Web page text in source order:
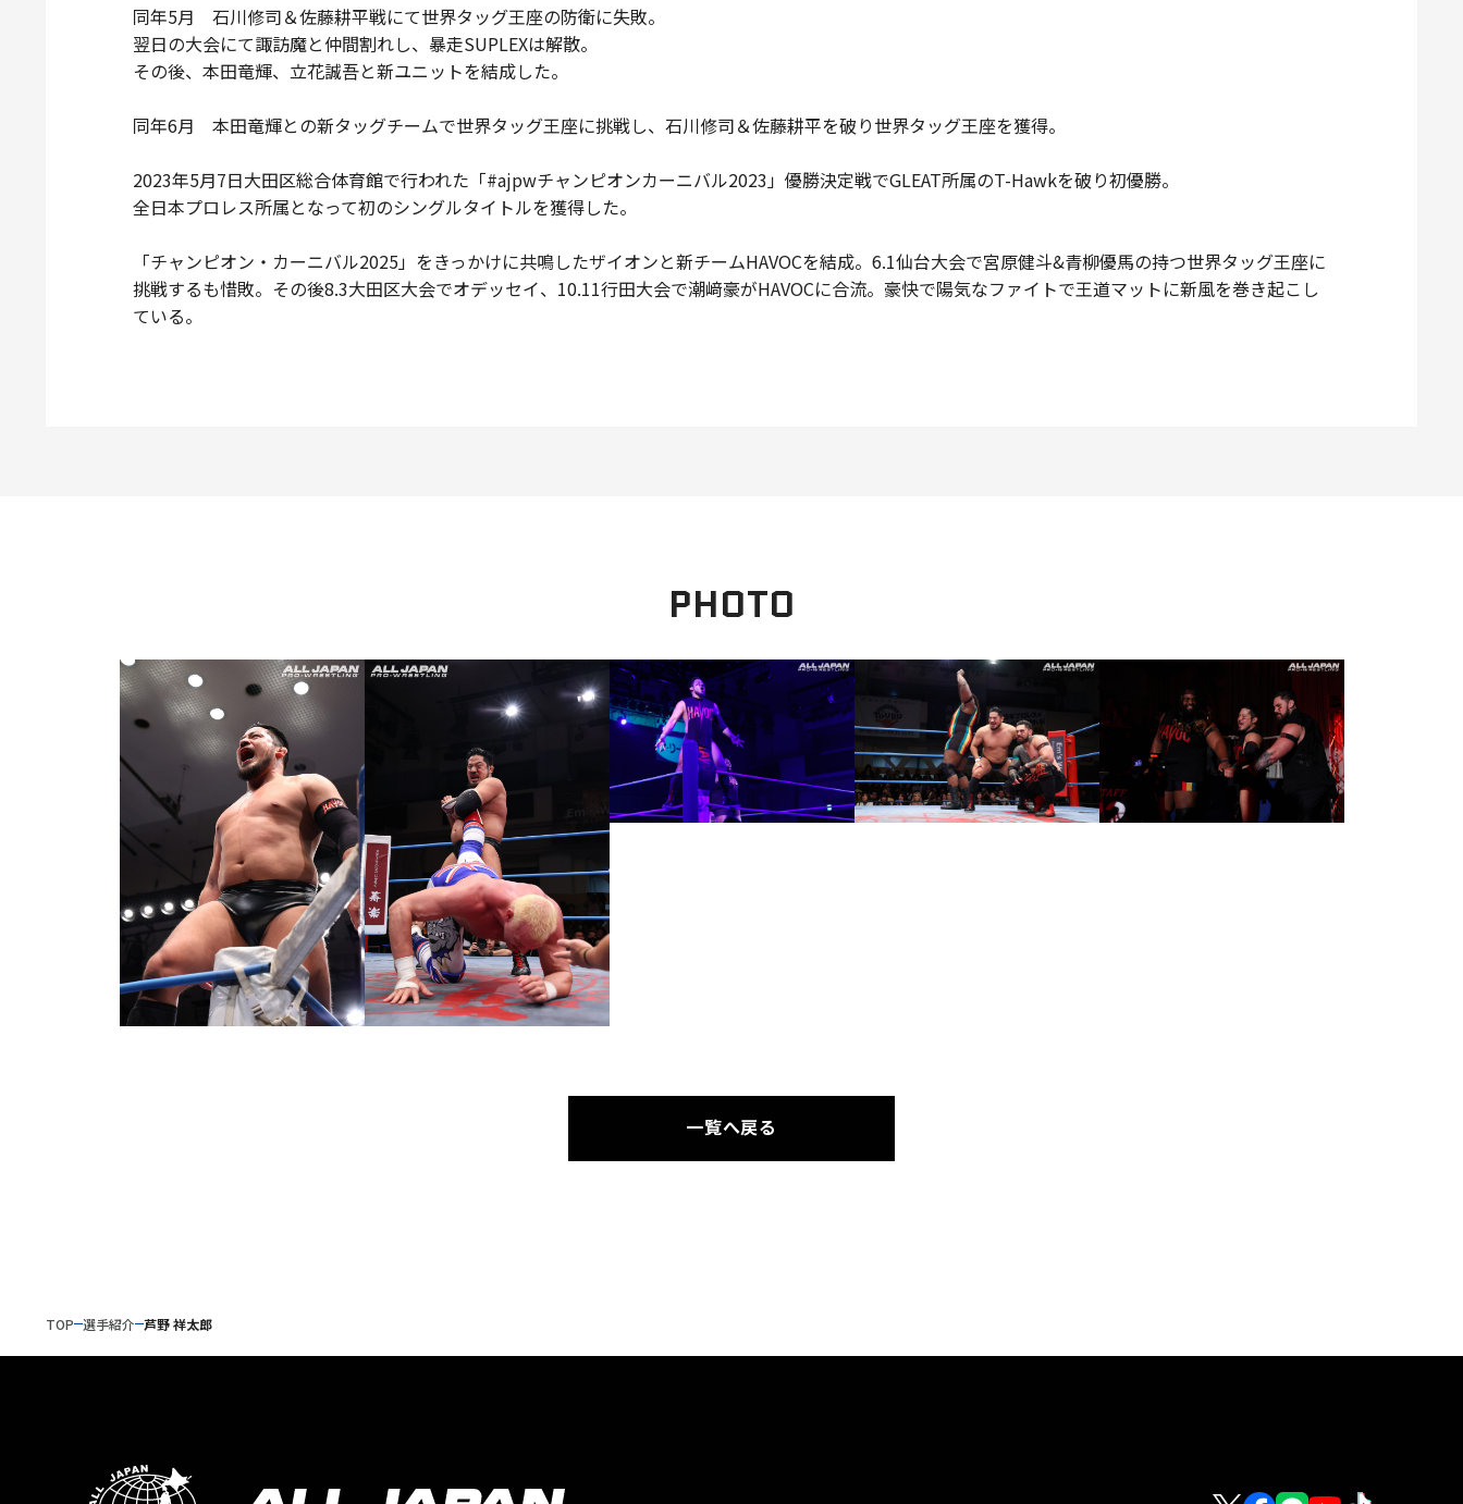
同年5月 石川修司＆佐藤耕平戦にて世界タッグ王座の防衛に失敗。
翌日の大会にて諏訪魔と仲間割れし、暴走SUPLEXは解散。
その後、本田竜輝、立花誠吾と新ユニットを結成した。
同年6月 本田竜輝との新タッグチームで世界タッグ王座に挑戦し、石川修司＆佐藤耕平を破り世界タッグ王座を獲得。
2023年5月7日大田区総合体育館で行われた「#ajpwチャンピオンカーニバル2023」優勝決定戦でGLEAT所属のT-Hawkを破り初優勝。
全日本プロレス所属となって初のシングルタイトルを獲得した。
「チャンピオン・カーニバル2025」をきっかけに共鳴したザイオンと新チームHAVOCを結成。6.1仙台大会で宮原健斗&青柳優馬の持つ世界タッグ王座に
挑戦するも惜敗。その後8.3大田区大会でオデッセイ、10.11行田大会で潮﨑豪がHAVOCに合流。豪快で陽気なファイトで王道マットに新風を巻き起こし
ている。
PHOTO
一覧へ戻る
TOP 選手紹介 芦野 祥太郎